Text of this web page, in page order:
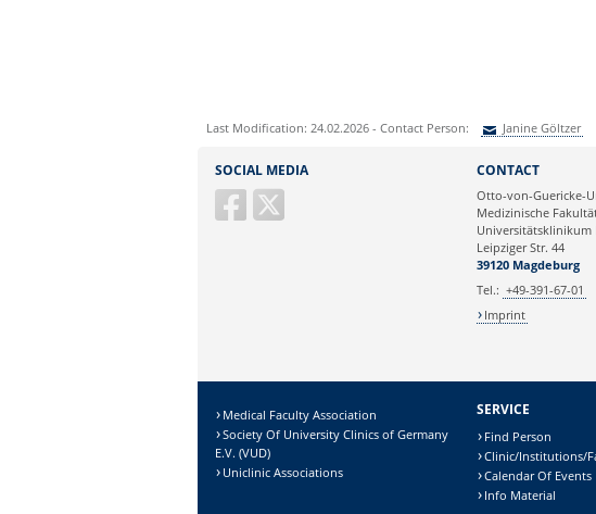
Last Modification: 24.02.2026 - Contact Person: Janine Göltzer
Ihre E-Mailadresse:
SOCIAL MEDIA CONTACT
Otto-von-Guericke-
Medizinische
Universitätsklinikum
Leipziger Str. 44
39120 Magdeburg
Tel.: +49-391-67-01
Imprint
Medical Faculty Association
Society Of University Clinics of Germany
E.V. (VUD)
Uniclinic Associations
SERVICE
Find Person
Clinic/Institutions/
Calendar Of Events
Info Material